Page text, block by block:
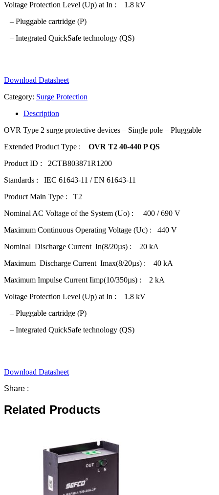
Voltage Protection Level (Up) at In : 1.8 kV
– Pluggable cartridge (P)
– Integrated QuickSafe technology (QS)
Download Datasheet
Category: Surge Protection
Description
OVR Type 2 surge protective devices – Single pole – Pluggable
Extended Product Type : OVR T2 40-440 P QS
Product ID : 2CTB803871R1200
Standards : IEC 61643-11 / EN 61643-11
Product Main Type : T2
Nominal AC Voltage of the System (Uo) : 400 / 690 V
Maximum Continuous Operating Voltage (Uc) : 440 V
Nominal Discharge Current In(8/20µs) : 20 kA
Maximum Discharge Current Imax(8/20µs) : 40 kA
Maximum Impulse Current Iimp(10/350µs) : 2 kA
Voltage Protection Level (Up) at In : 1.8 kV
– Pluggable cartridge (P)
– Integrated QuickSafe technology (QS)
Download Datasheet
Share :
Related Products